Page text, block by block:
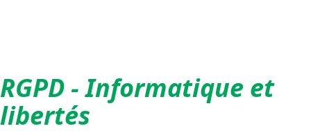
RGPD - Informatique et
libertés